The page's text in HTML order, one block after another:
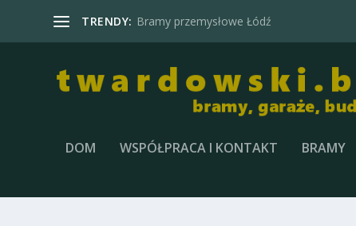
TRENDY: Brama garażowa segmentowa
DOM WSPÓŁPRACA I KONTAKT BRAMY